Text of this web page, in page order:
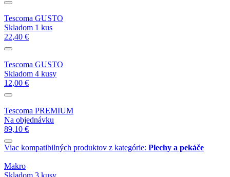
Tescoma GUSTO
Skladom 1 kus
22,40 €
Tescoma GUSTO
Skladom 4 kusy
12,00 €
Tescoma PREMIUM
Na objednávku
89,10 €
Viac kompatibilných produktov z kategórie: Plechy a pekáče
Makro
Skladom 3 kusy